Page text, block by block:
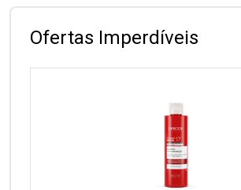
Ofertas Imperdíveis